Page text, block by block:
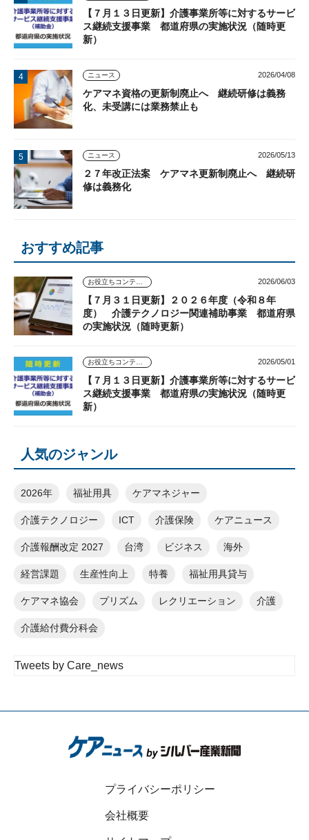
【７月１３日更新】介護事業所等に対するサービ
ス継続支援事業 都道府県の実施状況（随時更
新）
ニュース 2026/04/08
ケアマネ資格の更新制廃止へ 継続研修は義務
化、未受講には業務禁止も
ニュース 2026/05/13
２７年改正法案 ケアマネ更新制廃止へ 継続研
修は義務化
おすすめ記事
2026/06/03
【７月３１日更新】２０２６年度（令和８年
度） 介護テクノロジー関連補助事業 都道府県
の実施状況（随時更新）
2026/05/01
【７月１３日更新】介護事業所等に対するサービ
ス継続支援事業 都道府県の実施状況（随時更
新）
人気のジャンル
2026年 福祉用具 ケアマネジャー
介護テクノロジー ICT 介護保険 ケアニュース
介護報酬改定 2027 台湾 ビジネス 海外
経営課題 生産性向上 特養 福祉用具貸与
ケアマネ協会 プリズム レクリエーション 介護
介護給付費分科会
Tweets by Care_news
プライバシーポリシー
会社概要